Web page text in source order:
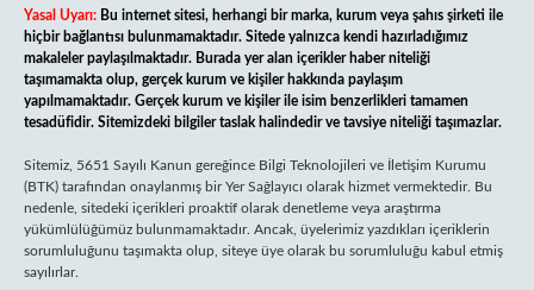
Yasal Uyarı: Bu internet sitesi, herhangi bir marka, kurum veya şahıs şirketi ile
hiçbir bağlantısı bulunmamaktadır. Sitede yalnızca kendi hazırladığımız
makaleler paylaşılmaktadır. Burada yer alan içerikler haber niteliği
taşımamakta olup, gerçek kurum ve kişiler hakkında paylaşım
yapılmamaktadır. Gerçek kurum ve kişiler ile isim benzerlikleri tamamen
tesadüfidir. Sitemizdeki bilgiler taslak halindedir ve tavsiye niteliği taşımazlar.
Sitemiz, 5651 Sayılı Kanun gereğince Bilgi Teknolojileri ve İletişim Kurumu
(BTK) tarafından onaylanmış bir Yer Sağlayıcı olarak hizmet vermektedir. Bu
nedenle, sitedeki içerikleri proaktif olarak denetleme veya araştırma
yükümlülüğümüz bulunmamaktadır. Ancak, üyelerimiz yazdıkları içeriklerin
sorumluluğunu taşımakta olup, siteye üye olarak bu sorumluluğu kabul etmiş
sayılırlar.